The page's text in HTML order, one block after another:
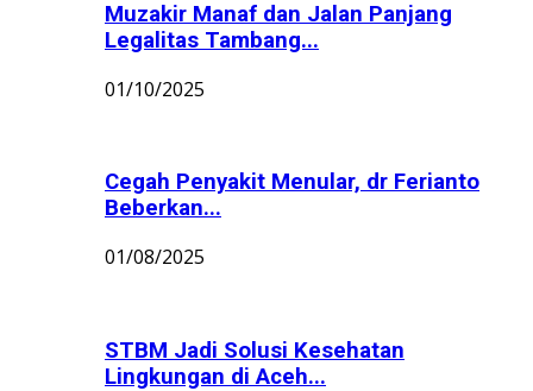
Muzakir Manaf dan Jalan Panjang
Legalitas Tambang...
01/10/2025
Cegah Penyakit Menular, dr Ferianto
Beberkan...
01/08/2025
STBM Jadi Solusi Kesehatan
Lingkungan di Aceh...